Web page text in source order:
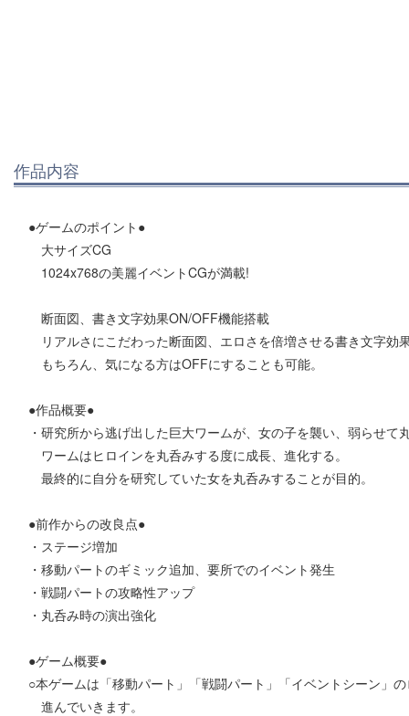
作品内容
●ゲームのポイント●
大サイズCG
1024x768の美麗イベントCGが満載!
断面図、書き文字効果ON/OFF機能搭載
リアルさにこだわった断面図、エロさを倍増させる書き文字効
もちろん、気になる方はOFFにすることも可能。
●作品概要●
・研究所から逃げ出した巨大ワームが、女の子を襲い、弱らせて
ワームはヒロインを丸呑みする度に成長、進化する。
最終的に自分を研究していた女を丸呑みすることが目的。
●前作からの改良点●
・ステージ増加
・移動パートのギミック追加、要所でのイベント発生
・戦闘パートの攻略性アップ
・丸呑み時の演出強化
●ゲーム概要●
○本ゲームは「移動パート」「戦闘パート」「イベントシーン」
進んでいきます。